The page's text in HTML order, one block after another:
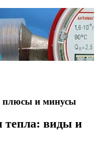
плюсы и минусы
тепла: виды и